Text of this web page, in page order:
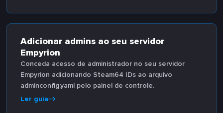
Adicionar admins ao seu servidor
Empyrion
Conceda acesso de administrador no seu servidor
Empyrion adicionando Steam64 IDs ao arquivo
adminconfig.yaml pelo painel de controle.
Ler guia